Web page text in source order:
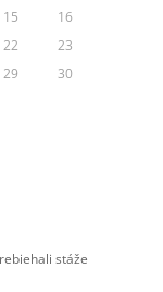
15
16
22
23
29
30
stáže